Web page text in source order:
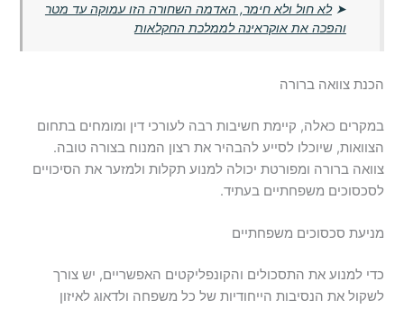
➤לא חול ולא חימר, האדמה השחורה הזו עמוקה עד מטר
והפכה את אוקראינה לממלכת החקלאות
הכנת צוואה ברורה
במקרים כאלה, קיימת חשיבות רבה לעורכי דין ומומחים בתחום
הצוואות, שיוכלו לסייע להבהיר את רצון המנוח בצורה טובה.
צוואה ברורה ומפורטת יכולה למנוע תקלות ולמזער את הסיכויים
לסכסוכים משפחתיים בעתיד.
מניעת סכסוכים משפחתיים
כדי למנוע את התסכולים והקונפליקטים האפשריים, יש צורך
לשקול את הנסיבות הייחודיות של כל משפחה ולדאוג לאיזון